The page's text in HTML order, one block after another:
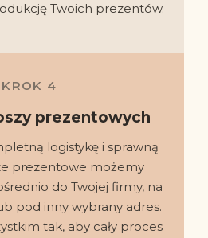
Twoich prezentów.
KROK 4
prezentowych
logistykę i sprawną
prezentowe możemy
do Twojej firmy, na
pod inny wybrany adres.
tak, aby cały proces